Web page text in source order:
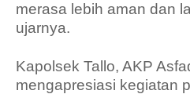
merasa lebih aman dan
ujarnya.
Kapolsek Tallo, AKP
mengapresiasi kegiatan